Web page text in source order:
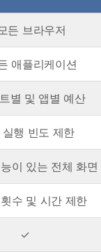
든 브라우저
애플리케이션
별 및 앱별 예산
행 빈도 제한
이 있는 전체 화면
수 및 시간 제한
✓